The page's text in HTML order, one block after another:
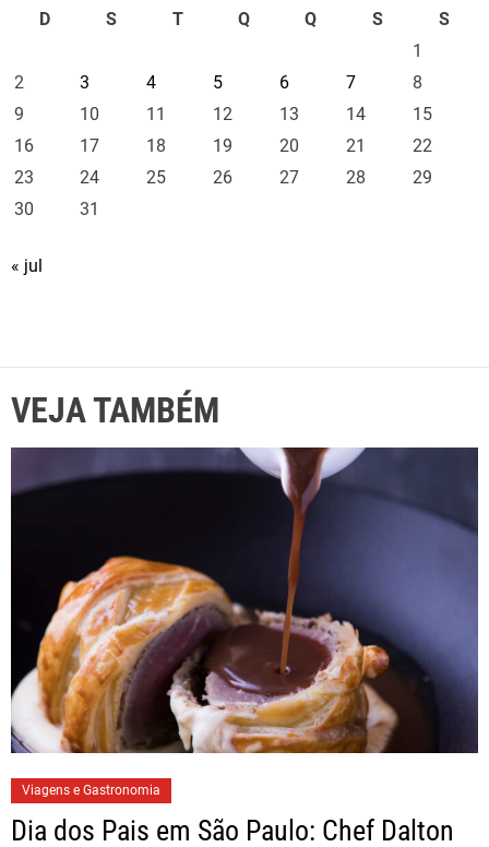
D
S T Q Q S
S
1
2
3 4 5 6 7
8
9
10 11 12 13 14
15
16
17 18 19 20 21
22
23
24 25 26 27 28
29
30
31
« jul
VEJA TAMBÉM
Viagens e Gastronomia
Dia dos Pais em São Paulo: Chef Dalton